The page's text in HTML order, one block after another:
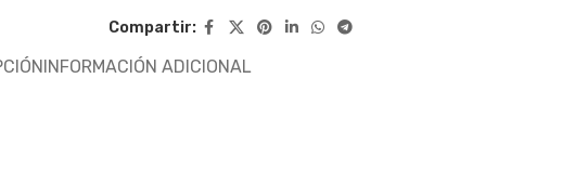
Compartir:
INFORMACIÓN ADICIONAL